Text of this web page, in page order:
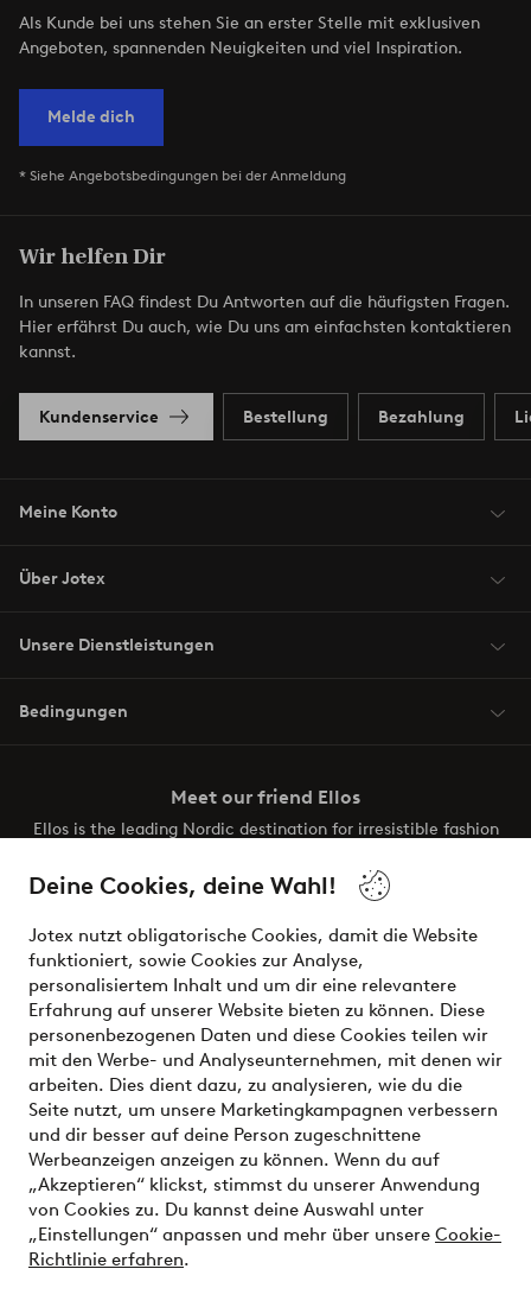
Deine Cookies, deine Wahl!
Jotex nutzt obligatorische Cookies, damit die Website
funktioniert, sowie Cookies zur Analyse,
personalisiertem Inhalt und um dir eine relevantere
Erfahrung auf unserer Website bieten zu können. Diese
personenbezogenen Daten und diese Cookies teilen wir
mit den Werbe- und Analyseunternehmen, mit denen wir
arbeiten. Dies dient dazu, zu analysieren, wie du die
Seite nutzt, um unsere Marketingkampagnen verbessern
und dir besser auf deine Person zugeschnittene
Werbeanzeigen anzeigen zu können. Wenn du auf
„Akzeptieren“ klickst, stimmst du unserer Anwendung
von Cookies zu. Du kannst deine Auswahl unter
„Einstellungen“ anpassen und mehr über unsere Cookie-
Richtlinie erfahren.
Als Kunde bei uns stehen Sie an erster Stelle mit exklusiven
Angeboten, spannenden Neuigkeiten und viel Inspiration.
Melde dich
* Siehe Angebotsbedingungen bei der Anmeldung
Wir helfen Dir
In unseren FAQ findest Du Antworten auf die häufigsten Fragen.
Hier erfährst Du auch, wie Du uns am einfachsten kontaktieren
kannst.
Kundenservice Bestellung Bezahlung
Meine Konto
Über Jotex
Unsere Dienstleistungen
Bedingungen
Meet our friend Ellos
Ellos is the leading Nordic destination for irresistible fashion
the latest trends, curated to make finding your next look
effortless. It’s all here.
Visit Ellos
Sichere Zahlungen - Jetzt bezahlen oder aufteilen
Möchtest du mehr über unsere
Zahlungsmöglichkeitenerfahren?